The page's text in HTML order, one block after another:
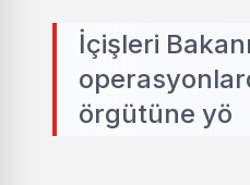
İçişleri
örgütüne yö